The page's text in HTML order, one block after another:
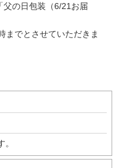
父の日包装（6/21お届
までとさせていただきま